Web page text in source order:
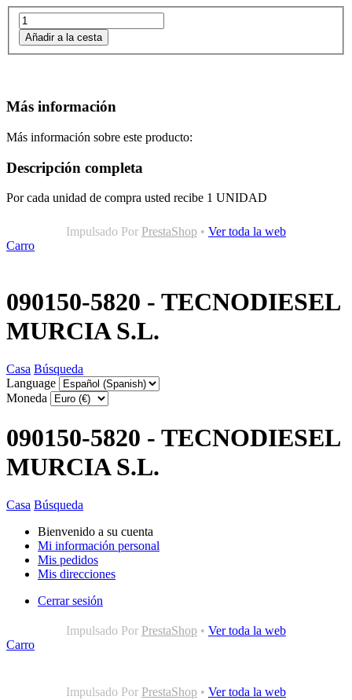
Más información
Más información sobre este producto:
Descripción completa
Por cada unidad de compra usted recibe 1 UNIDAD
Impulsado Por PrestaShop • Ver toda la web
Carro
090150-5820 - TECNODIESEL
MURCIA S.L.
Casa Búsqueda
Language
Moneda
090150-5820 - TECNODIESEL
MURCIA S.L.
Casa Búsqueda
Bienvenido a su cuenta
Mi información personal
Mis pedidos
Mis direcciones
Cerrar sesión
Impulsado Por PrestaShop • Ver toda la web
Carro
Impulsado Por PrestaShop • Ver toda la web